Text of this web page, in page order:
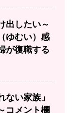
出したい～
ゆむい）感
が復職する
ない家族」
コメント欄